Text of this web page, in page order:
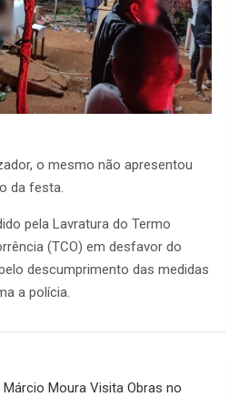
o mesmo não apresentou
da festa.
pela Lavratura do Termo
(TCO) em desfavor do
descumprimento das medidas
a polícia.
Moura Visita Obras no